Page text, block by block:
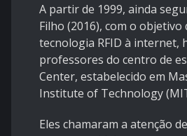
A partir de 1999, ainda
Filho (2016), com o objetivo
tecnologia RFID à internet,
professores do centro de
Center, estabelecido em
Institute of Technology
Eles chamaram a atenção